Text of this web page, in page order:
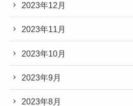
2023年12月
2023年11月
2023年10月
2023年9月
2023年8月